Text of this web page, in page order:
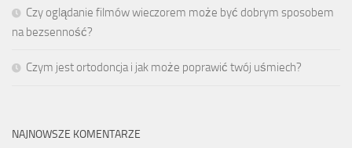
Czy oglądanie filmów wieczorem może być dobrym sposobem
na bezsenność?
Czym jest ortodoncja i jak może poprawić twój uśmiech?
NAJNOWSZE KOMENTARZE